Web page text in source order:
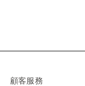
顧客服務